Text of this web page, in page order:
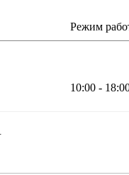
Режим
10:00 -